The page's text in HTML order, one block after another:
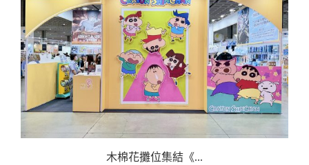
木棉花攤位集結《...